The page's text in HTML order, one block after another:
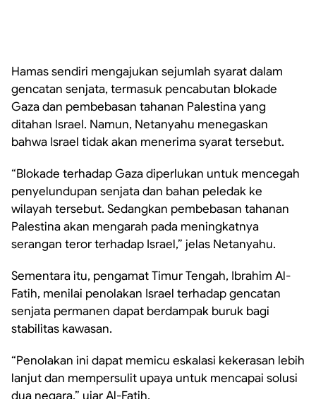
Hamas sendiri mengajukan sejumlah syarat dalam
gencatan senjata, termasuk pencabutan blokade
Gaza dan pembebasan tahanan Palestina yang
ditahan Israel. Namun, Netanyahu menegaskan
bahwa Israel tidak akan menerima syarat tersebut.
“Blokade terhadap Gaza diperlukan untuk mencegah
penyelundupan senjata dan bahan peledak ke
wilayah tersebut. Sedangkan pembebasan tahanan
Palestina akan mengarah pada meningkatnya
serangan teror terhadap Israel,” jelas Netanyahu.
Sementara itu, pengamat Timur Tengah, Ibrahim Al-
Fatih, menilai penolakan Israel terhadap gencatan
senjata permanen dapat berdampak buruk bagi
stabilitas kawasan.
“Penolakan ini dapat memicu eskalasi kekerasan lebih
lanjut dan mempersulit upaya untuk mencapai solusi
dua negara,” ujar Al-Fatih.